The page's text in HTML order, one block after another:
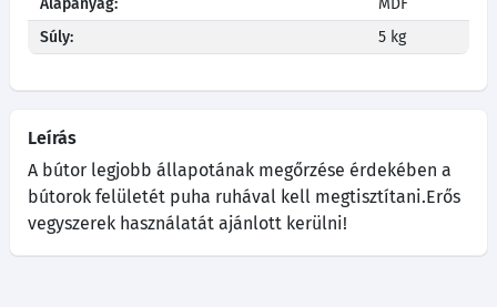
Alapanyag:
MDF
Súly:
5 kg
Leírás
A bútor legjobb állapotának megőrzése érdekében a
bútorok felületét puha ruhával kell megtisztítani.Erős
vegyszerek használatát ajánlott kerülni!